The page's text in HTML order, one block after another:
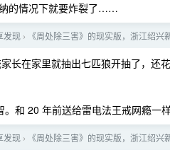
的情况下就要炸裂了……
发现 › 《周处除三害》的现实版，浙江绍兴
长在家里就抽出七匹狼开抽了，还花
和 20 年前送给雷电法王戒网瘾一样
发现 › 《周处除三害》的现实版，浙江绍兴